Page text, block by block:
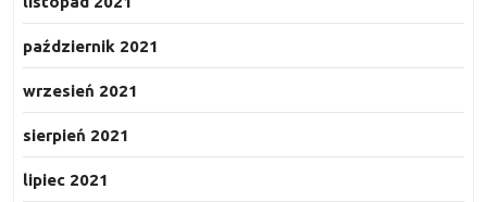
październik 2021
wrzesień 2021
sierpień 2021
lipiec 2021